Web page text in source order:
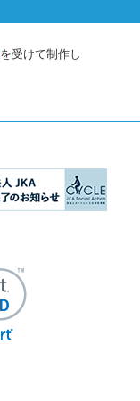
を受けて制作し